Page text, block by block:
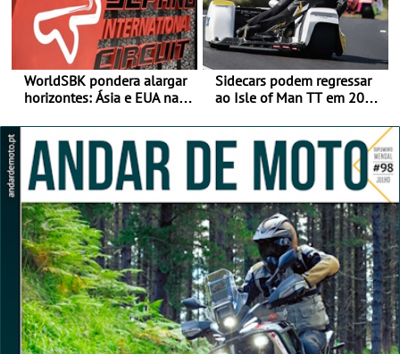
WorldSBK pondera alargar
horizontes: Ásia e EUA na
Sidecars podem regressar
ao Isle of Man TT em 2027